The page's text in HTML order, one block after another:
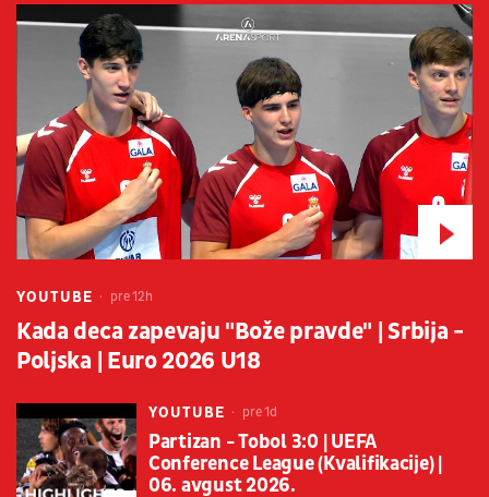
YOUTUBE pre 12h
Kada deca zapevaju "Bože pravde" | Srbija -
Poljska | Euro 2026 U18
YOUTUBE pre 1d
Partizan - Tobol 3:0 | UEFA
Conference League (Kvalifikacije) |
06. avgust 2026.